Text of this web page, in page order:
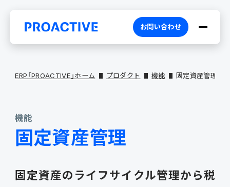
お問い合わせ
ERP「PROACTIVE」ホーム プロダクト 機能 固定資産管理
機能
固定資産管理
固定資産の ライフサイクル管理から税